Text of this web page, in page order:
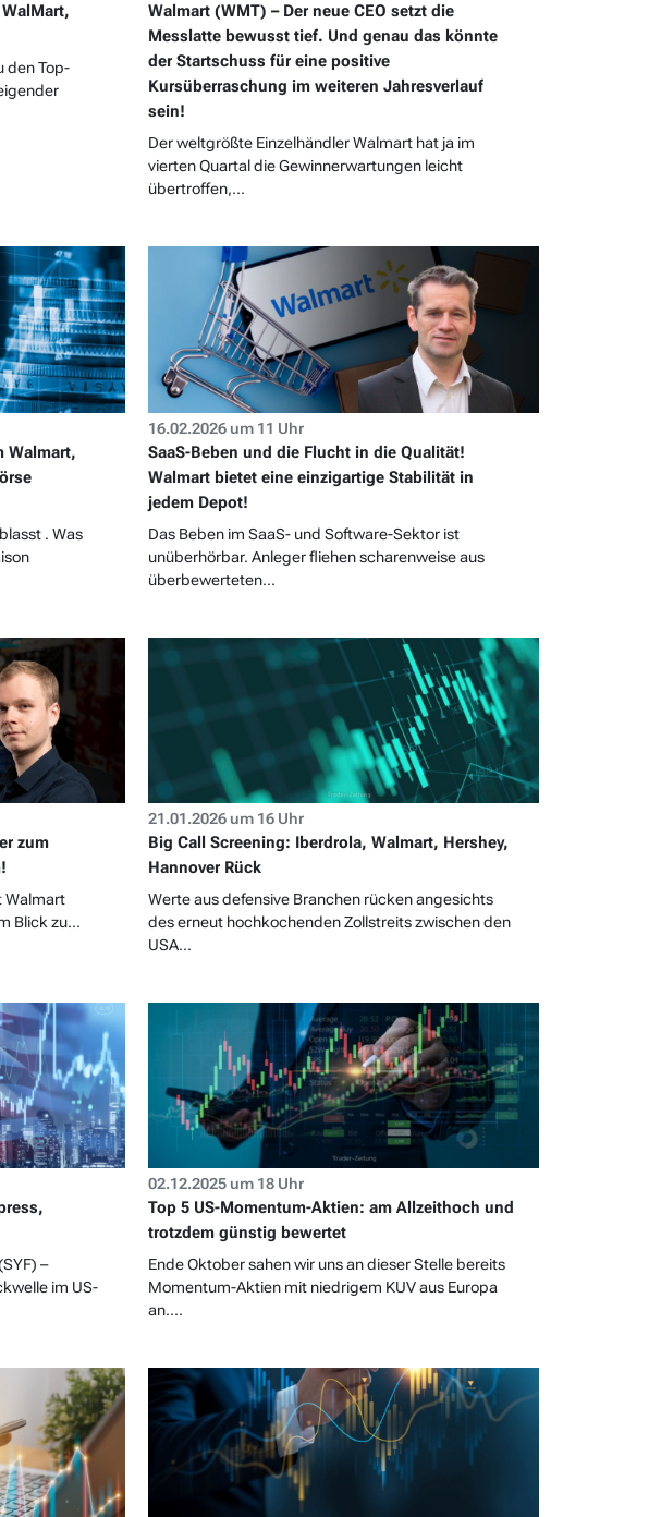
den Top-
Walmart (WMT) – Der neue CEO setzt die
Messlatte bewusst tief. Und genau das könnte
der Startschuss für eine positive
Kursüberraschung im weiteren Jahresverlauf
sein!
Der weltgrößte Einzelhändler Walmart hat ja im
vierten Quartal die Gewinnerwartungen leicht
übertroffen,...
Walmart,
. Was
16.02.2026 um 11 Uhr
SaaS-Beben und die Flucht in die Qualität!
Walmart bietet eine einzigartige Stabilität in
jedem Depot!
Das Beben im SaaS- und Software-Sektor ist
unüberhörbar. Anleger fliehen scharenweise aus
überbewerteten...
zum
Walmart
Blick zu...
21.01.2026 um 16 Uhr
Big Call Screening: Iberdrola, Walmart, Hershey,
Hannover Rück
Werte aus defensive Branchen rücken angesichts
des erneut hochkochenden Zollstreits zwischen den
USA...
–
im US-
02.12.2025 um 18 Uhr
Top 5 US-Momentum-Aktien: am Allzeithoch und
trotzdem günstig bewertet
Ende Oktober sahen wir uns an dieser Stelle bereits
Momentum-Aktien mit niedrigem KUV aus Europa
an....